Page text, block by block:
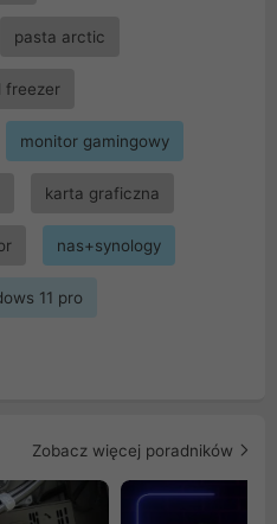
pasta arctic
freezer
monitor gamingowy
karta graficzna
nas+synology
11 pro
Zobacz więcej poradników